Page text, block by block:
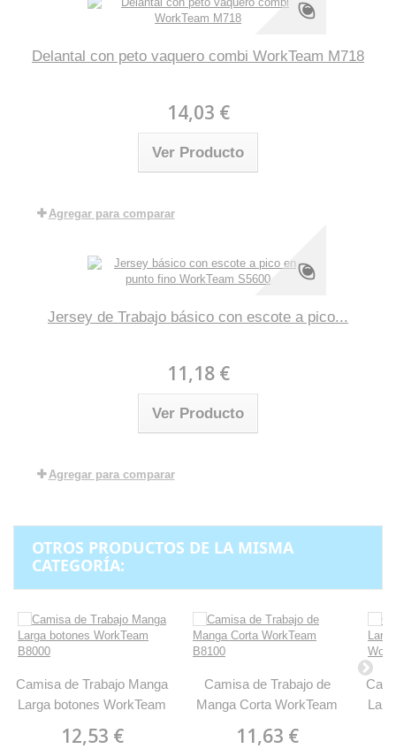
Delantal con peto vaquero combi WorkTeam M718
14,03 €
Ver Producto
Agregar para comparar
Jersey de Trabajo básico con escote a pico...
11,18 €
Ver Producto
Agregar para comparar
OTROS PRODUCTOS DE LA MISMA
CATEGORÍA:
Camisa de Trabajo Manga
Larga botones WorkTeam
12,53 €
Camisa de Trabajo de
Manga Corta WorkTeam
11,63 €